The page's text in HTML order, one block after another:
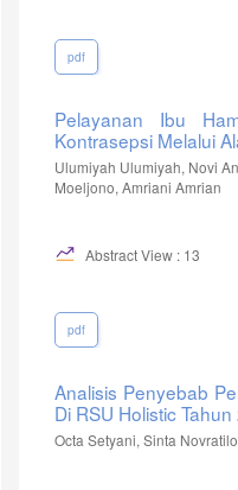
pdf
Pelayanan Ibu
Kontrasepsi Melalui
Ulumiyah Ulumiyah, Novi
Moeljono, Amriani Amrian
Abstract View : 13
pdf
Analisis Penyebab
Di RSU Holistic
Octa Setyani, Sinta